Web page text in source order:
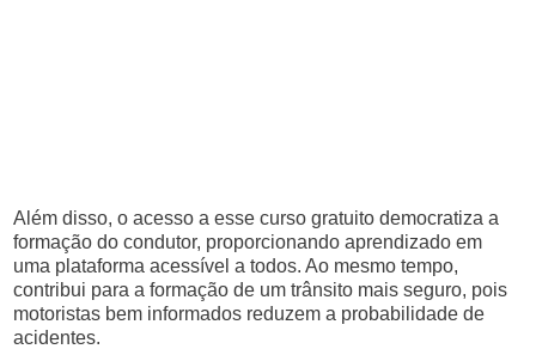
Além disso, o acesso a esse curso gratuito democratiza a
formação do condutor, proporcionando aprendizado em
uma plataforma acessível a todos. Ao mesmo tempo,
contribui para a formação de um trânsito mais seguro, pois
motoristas bem informados reduzem a probabilidade de
acidentes.